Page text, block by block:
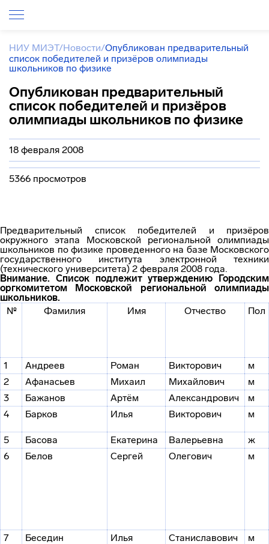
НИУ МИЭТ/Новости/Опубликован предварительный
список победителей и призёров олимпиады
школьников по физике
Опубликован предварительный
список победителей и призёров
олимпиады школьников по физике
18 февраля 2008
5366 просмотров
Предварительный список победителей и призёров
окружного этапа Московской региональной олимпиады
школьников по физике проведенного на базе Московского
государственного института электронной техники
(технического университета) 2 февраля 2008 года.
Внимание. Список подлежит утверждению Городским
оргкомитетом Московской региональной олимпиады
школьников.
№
Фамилия Имя Отчество Пол
1 Андреев Роман Викторович
м
2
Афанасьев Михаил Михайлович
м
3
Бажанов Артём Александрович
м
4
Барков Илья Викторович м
5 Басова Екатерина Валерьевна
ж
6
Белов Сергей Олегович м
7 Беседин Илья Станиславович
м